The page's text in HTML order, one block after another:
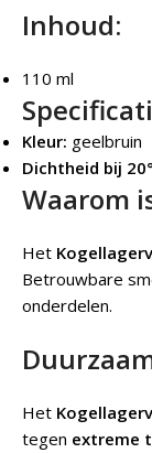
Inhoud:
110 ml
Kleur: geelbruin
Dichtheid bij
Waarom
Het
Betrouwbare
onderdelen.
Het
tegen extreme